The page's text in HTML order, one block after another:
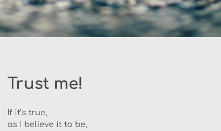
Trust me!
If it’s true,
as I believe it to be,